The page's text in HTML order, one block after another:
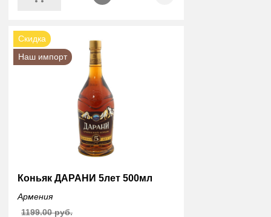
Скидка
Наш импорт
Коньяк ДАРАНИ 5лет 500мл
Армения
1199.00 руб.